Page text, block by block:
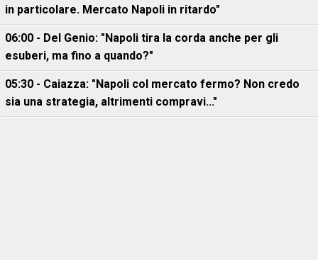
in particolare. Mercato Napoli in ritardo"
06:00 - Del Genio: "Napoli tira la corda anche per gli
esuberi, ma fino a quando?"
05:30 - Caiazza: "Napoli col mercato fermo? Non credo
sia una strategia, altrimenti compravi..."